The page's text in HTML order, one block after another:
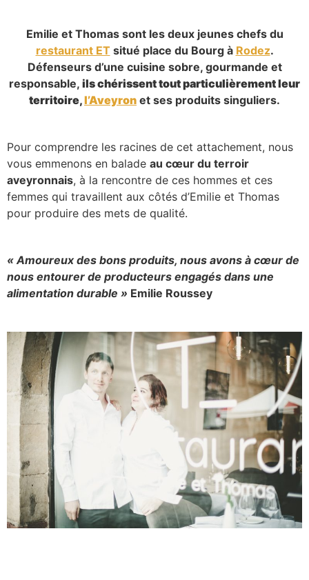
Emilie et Thomas sont les deux jeunes chefs du
restaurant ET situé place du Bourg à Rodez.
Défenseurs d’une cuisine sobre, gourmande et
responsable, ils chérissent tout particulièrement leur
territoire,l’Aveyron et ses produits singuliers.
Pour comprendre les racines de cet attachement, nous
vous emmenons en balade au cœur du terroir
aveyronnais, à la rencontre de ces hommes et ces
femmes qui travaillent aux côtés d’Emilie et Thomas
pour produire des mets de qualité.
« Amoureux des bons produits, nous avons à cœur de
nous entourer de producteurs engagés dans une
alimentation durable » Emilie Roussey